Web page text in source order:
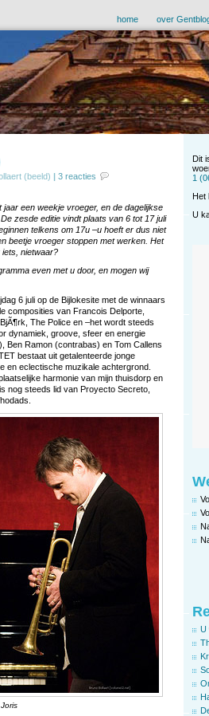
home over
(beeld) | 3 reacties
jaar een weekje vroeger, en de dagelijkse
zesde editie vindt plaats van 6 tot 17 juli
telkens om 17u –u hoeft er dus niet
beetje vroeger stoppen met werken. Het
nietwaar?
even met u door, en mogen wij
6 juli op de Bijlokesite met de winnaars
composities van Francois Delporte,
The Police en –het wordt steeds
dynamiek, groove, sfeer en energie
Ben Ramon (contrabas) en Tom Callens
bestaat uit getalenteerde jonge
en eclectische muzikale achtergrond.
harmonie van mijn thuisdorp en
nog steeds lid van Proyecto Secreto,
Dit
1
Het
U
U